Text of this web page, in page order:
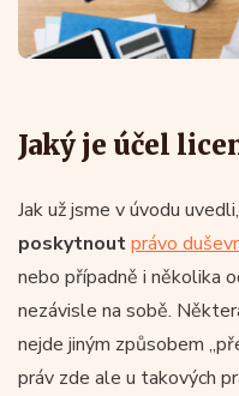
Jaký je účel
Jak už jsme v úvodu uvedli,
poskytnoutprávo
nebo případně i několika
nezávisle na sobě.
nejde jiným způsobem
práv zde ale u takových